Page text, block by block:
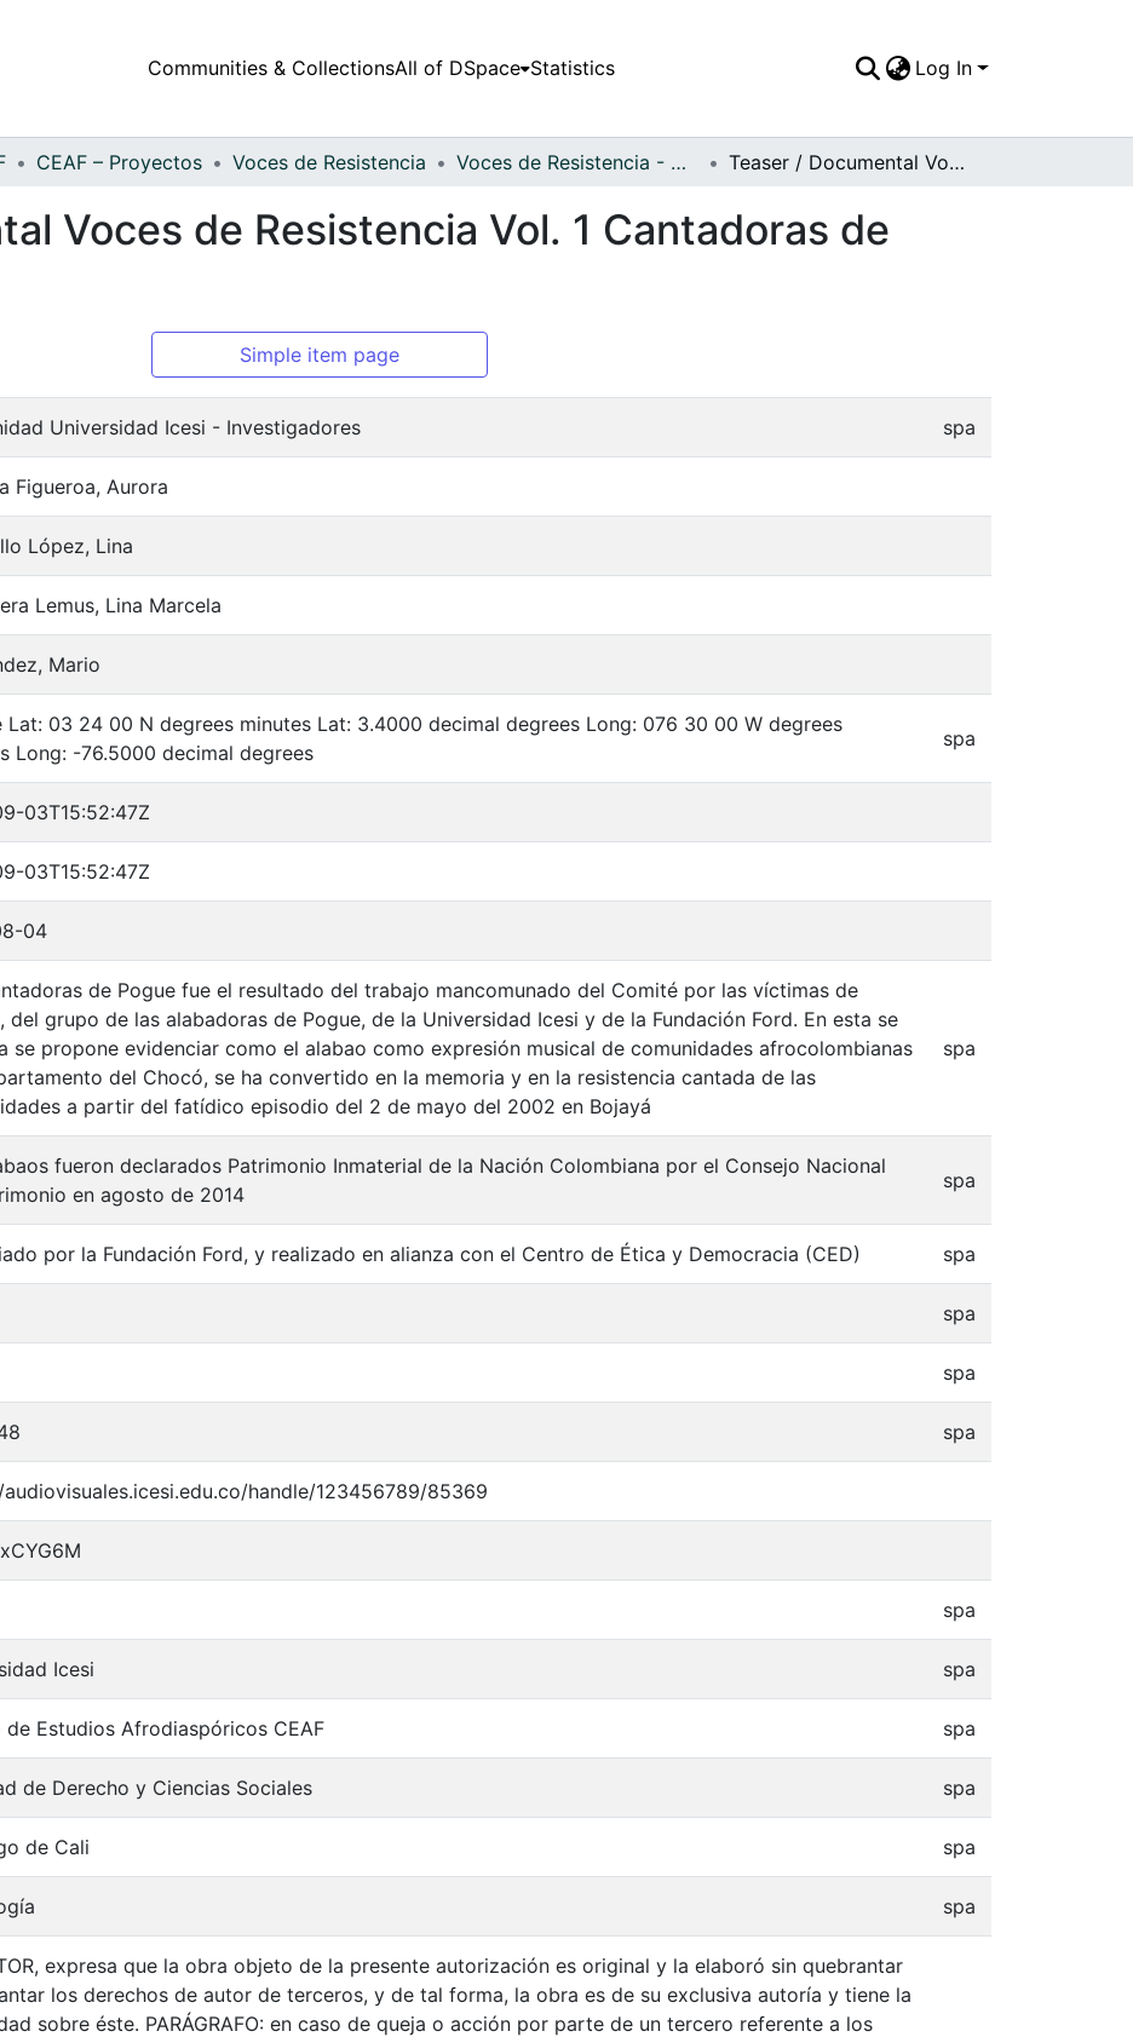
Communities & CollectionsAll of DSpace Statistics Log In
CEAF – Proyectos Voces de Resistencia Voces de Resistencia - Documental Teaser / Documental Voces de Resistencia Vol. 1 Cantadoras de Pogue.
Voces de Resistencia Vol. 1 Cantadoras de
Simple item page
Universidad Icesi - Investigadores spa
Figueroa, Aurora
López, Lina
Lemus, Lina Marcela
Mario
Lat: 03 24 00 N degrees minutes Lat: 3.4000 decimal degrees Long: 076 30 00 W degrees
Long: -76.5000 decimal degrees
spa
03T15:52:47Z
03T15:52:47Z
04
de Pogue fue el resultado del trabajo mancomunado del Comité por las víctimas de
del grupo de las alabadoras de Pogue, de la Universidad Icesi y de la Fundación Ford. En esta se
se propone evidenciar como el alabao como expresión musical de comunidades afrocolombianas
del Chocó, se ha convertido en la memoria y en la resistencia cantada de las
a partir del fatídico episodio del 2 de mayo del 2002 en Bojayá
spa
fueron declarados Patrimonio Inmaterial de la Nación Colombiana por el Consejo Nacional
en agosto de 2014
spa
por la Fundación Ford, y realizado en alianza con el Centro de Ética y Democracia (CED) spa
spa
spa
spa
handle/123456789/85369
spa
Icesi spa
de Estudios Afrodiaspóricos CEAF spa
de Derecho y Ciencias Sociales spa
de Cali spa
spa
expresa que la obra objeto de la presente autorización es original y la elaboró sin quebrantar
los derechos de autor de terceros, y de tal forma, la obra es de su exclusiva autoría y tiene la
sobre éste. PARÁGRAFO: en caso de queja o acción por parte de un tercero referente a los